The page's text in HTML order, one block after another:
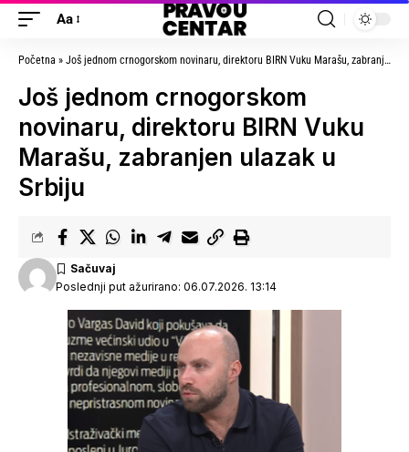
Aa
Početna » Još jednom crnogorskom novinaru, direktoru BIRN Vuku Marašu, zabranjen ulazak u Srbiju
Još jednom crnogorskom
novinaru, direktoru BIRN Vuku
Marašu, zabranjen ulazak u
Srbiju
Poslednji put ažurirano: 06.07.2026. 13:14